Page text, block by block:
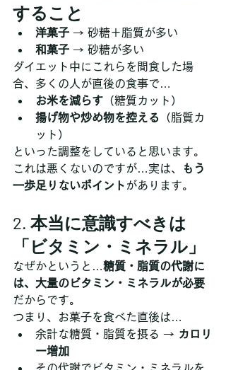
すること
洋菓子 → 砂糖＋脂質が多い
和菓子 → 砂糖が多い
ダイエット中にこれらを間食した場
合、多くの人が直後の食事で…
お米を減らす （糖質カット）
揚げ物や炒め物を控える
（脂質カ
ット）
といった調整をしていると思います。
これは悪くないのですが…実は、
もう
一歩足りないポイント があります。
2. 本当に意識すべきは
「ビタミン・ミネラル」
なぜかというと… 糖質・脂質の代謝に
は、大量のビタミン・ミネラルが必要
だからです。
つまり、お菓子を食べた直後は…
余計な糖質・脂質を摂る → カロリ
ー増加